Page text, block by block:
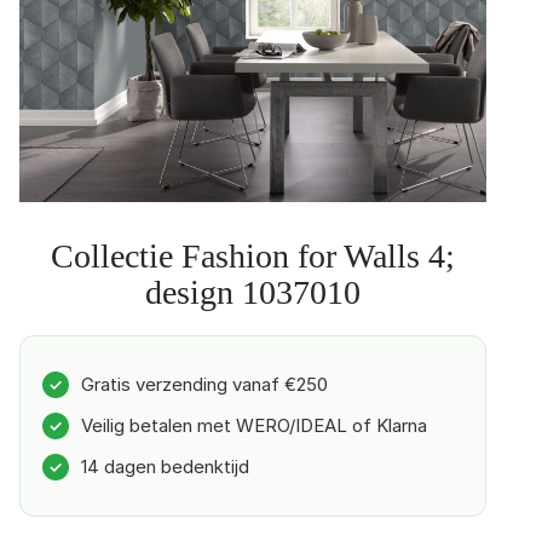
Collectie Fashion for Walls 4;
design 1037010
✓ Gratis verzending vanaf €250
✓ Veilig betalen met WERO/IDEAL of Klarna
✓ 14 dagen bedenktijd